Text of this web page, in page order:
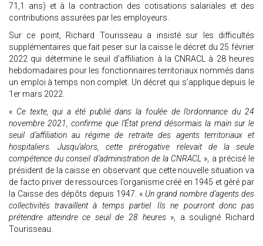
71,1 ans) et à la contraction des cotisations salariales et des
contributions assurées par les employeurs.
Sur ce point, Richard Tourisseau a insisté sur les difficultés
supplémentaires que fait peser sur la caisse le décret du 25 février
2022 qui détermine le seuil d'affiliation à la CNRACL à 28 heures
hebdomadaires pour les fonctionnaires territoriaux nommés dans
un emploi à temps non complet. Un décret qui s’applique depuis le
1er mars 2022.
« Ce texte, qui a été publié dans la foulée de l’ordonnance du 24
novembre 2021, confirme que l’État prend désormais la main sur le
seuil d’affiliation au régime de retraite des agents territoriaux et
hospitaliers. Jusqu’alors, cette prérogative relevait de la seule
compétence du conseil d’administration de la CNRACL », a précisé le
président de la caisse en observant que cette nouvelle situation va
de facto priver de ressources l’organisme créé en 1945 et géré par
la Caisse des dépôts depuis 1947. « Un grand nombre d’agents des
collectivités travaillent à temps partiel. Ils ne pourront donc pas
prétendre atteindre ce seuil de 28 heures», a souligné Richard
Tourisseau.